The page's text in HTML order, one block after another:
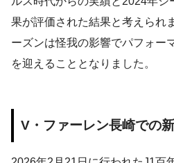
果が評価された結果と考えられ
ーズンは怪我の影響でパフォー
を迎えることとなりました。
V・ファーレン長崎での